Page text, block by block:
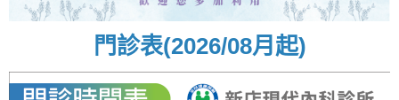
門診表(2026/08月起)